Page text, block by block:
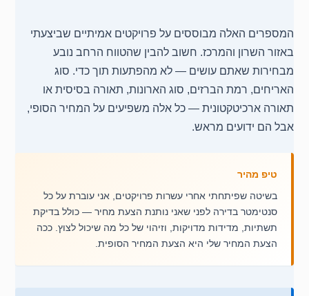
המספרים האלה מבוססים על פרויקטים אמיתיים שביצעתי
באזור השרון והמרכז. חשוב להבין שהטווח הרחב נובע
מבחירות שאתם עושים — לא מהפתעות תוך כדי. סוג
האריחים, רמת הברזים, סוג הארונות, תאורה בסיסית או
תאורה ארכיטקטונית — כל אלה משפיעים על המחיר הסופי,
אבל הם ידועים מראש.
טיפ מהיר
בשיטה שפיתחתי אחרי עשרות פרויקטים, אני עוברת על כל
סנטימטר בדירה לפני שאני נותנת הצעת מחיר — כולל בדיקת
תשתיות, מדידות מדויקות, וזיהוי של כל מה שיכול לצוץ. ככה
הצעת המחיר שלי היא הצעת המחיר הסופית.